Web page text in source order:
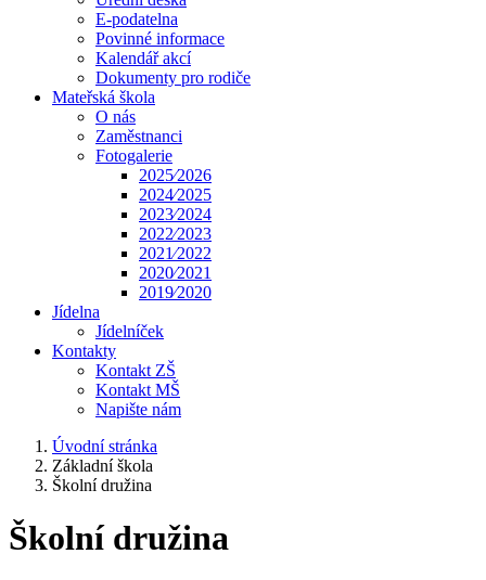
E-podatelna
Povinné informace
Kalendář akcí
Dokumenty pro rodiče
Mateřská škola
O nás
Zaměstnanci
Fotogalerie
2025⁄2026
2024⁄2025
2023⁄2024
2022⁄2023
2021⁄2022
2020⁄2021
2019⁄2020
Jídelna
Jídelníček
Kontakty
Kontakt ZŠ
Kontakt MŠ
Napište nám
Úvodní stránka
Základní škola
Školní družina
Školní družina